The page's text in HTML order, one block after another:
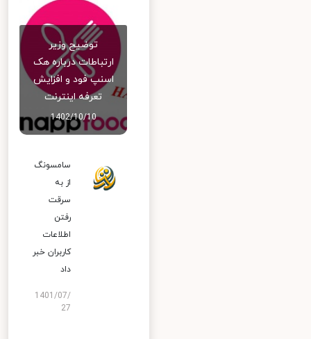
توضیح وزیر
ارتباطات درباره هک
اسنپ‌ فود و افزایش
تعرفه اینترنت
1402/10/10
سامسونگ
از به
سرقت
رفتن
اطلاعات
کاربران خبر
داد
1401/07/
27